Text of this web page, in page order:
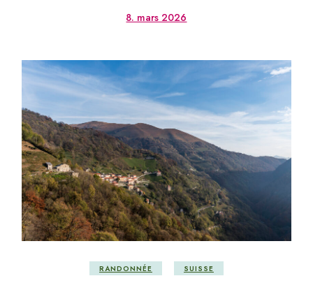
8. mars 2026
RANDONNÉE SUISSE